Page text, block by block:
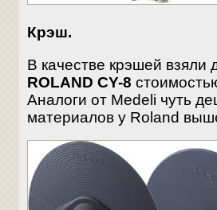
Крэш.
В качестве крэшей взяли
ROLAND CY-8
Аналоги от Medeli чуть
материалов у Roland